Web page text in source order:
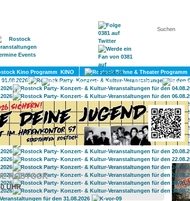
KONTAKT
KINO
SPORT
UMLAND
ROSTOCK
UHR